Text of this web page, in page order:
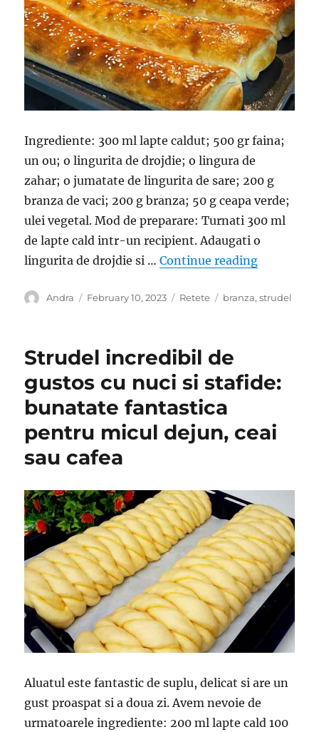
Ingrediente: 300 ml lapte caldut; 500 gr faina;
un ou; o lingurita de drojdie; o lingura de
zahar; o jumatate de lingurita de sare; 200 g
branza de vaci; 200 g branza; 50 g ceapa verde;
ulei vegetal. Mod de preparare: Turnati 300 ml
de lapte cald intr-un recipient. Adaugati o
lingurita de drojdie si …Continue reading“Strudel
Author
Andra
Posted
February 10, 2023 Categories
Retete Tags
branza,strudel
Strudel incredibil de
gustos cu nuci si stafide:
bunatate fantastica
pentru micul dejun, ceai
sau cafea
Aluatul este fantastic de suplu, delicat si are un
gust proaspat si a doua zi. Avem nevoie de
urmatoarele ingrediente: 200 ml lapte cald 100